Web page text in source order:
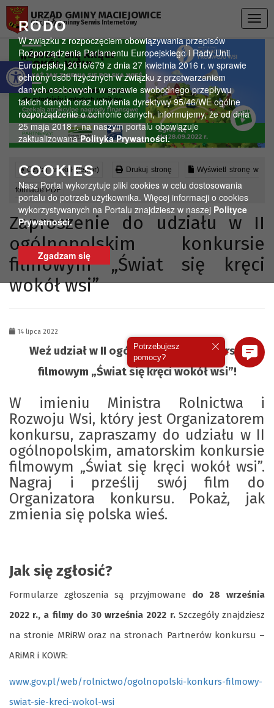
Otwórz pasek narzędzi
RODO
W związku z rozpoczęciem obowiązywania przepisów
Rozporządzenia Parlamentu Europejskiego i Rady Unii
Europejskiej 2016/679 z dnia 27 kwietnia 2016 r. w sprawie
ochrony osób fizycznych w związku z przetwarzaniem
danych osobowych i w sprawie swobodnego przepływu
takich danych oraz uchylenia dyrektywy 95/46/WE ogólne
rozporządzenie o ochronie danych, informujemy, że od dnia
25 maja 2018 r. na naszym portalu obowiązuje
zaktualizowanaPolityka Prywatności.
COOKIES
Nasz Portal wykorzytuje pliki cookies w celu dostosowania
portalu do potrzeb użytkownika. Więcej informacji o cookies
wykorzystywanych na Portalu znajdziesz w naszej Polityce
Prywatności.
Zgadzam się
URZĄD GMINY MACIEJOWICE
Oficjalny gminny Serwis Internetowy
Czytaj artykuł (lektor) Drukuj stronę Wyświetl stronę w
formacie PDF
Zaproszenie do udziału w II
ogólnopolskim konkursie
filmowym „Świat się kręci
wokół wsi”
14 lipca 2022
Weź udział w II ogólnopolskim konkursie
filmowym „Świat się kręci wokół wsi”!
W imieniu Ministra Rolnictwa i
Rozwoju Wsi, który jest Organizatorem
konkursu, zapraszamy do udziału w II
ogólnopolskim, amatorskim konkursie
filmowym „Świat się kręci wokół wsi”.
Nagraj i prześlij swój film do
Organizatora konkursu. Pokaż, jak
zmienia się polska wieś.
Jak się zgłosić?
Formularze zgłoszenia są przyjmowane do 28 września
2022 r., a filmy do 30 września 2022 r. Szczegóły znajdziesz
na stronie MRiRW oraz na stronach Partnerów konkursu –
ARiMR i KOWR:
www.gov.pl/web/rolnictwo/ogolnopolski-konkurs-filmowy-
swiat-sie-kreci-wokol-wsi
Potrzebujesz
pomocy?